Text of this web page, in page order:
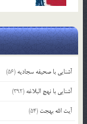
آشنایی با صحیفه سجادیه (56)
آشنایی با نهج البلاغه (392)
آیت الله بهجت (54)